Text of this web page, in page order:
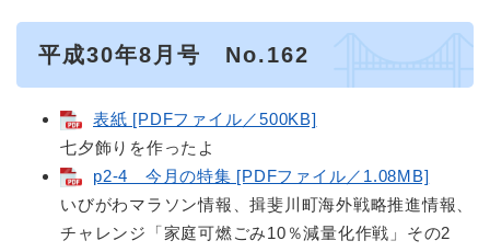
平成30年8月号 No.162
表紙 [PDFファイル／500KB]
七夕飾りを作ったよ
p2-4 今月の特集 [PDFファイル／1.08MB]
いびがわマラソン情報、揖斐川町海外戦略推進情報、
チャレンジ「家庭可燃ごみ10％減量化作戦」その2